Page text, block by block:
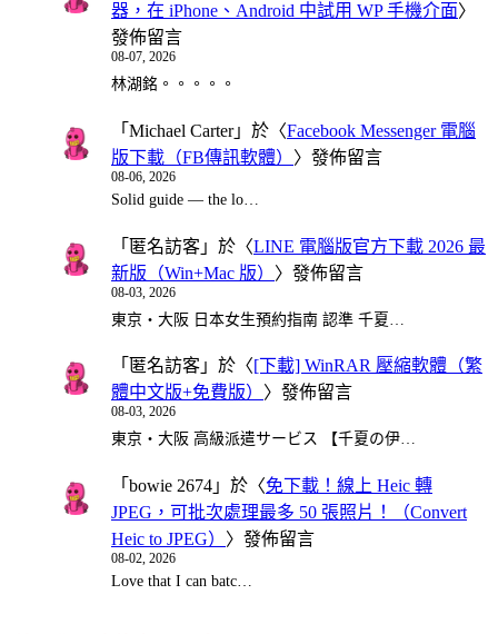
器，在 iPhone、Android 中試用 WP 手機介面〉
發佈留言
08-07, 2026
林湖銘。。。。。
「 Michael Carter」於〈Facebook Messenger 電腦
版下載（FB傳訊軟體） 〉發佈留言
08-06, 2026
Solid guide — the lo…
「 匿名訪客 」於〈LINE 電腦版官方下載 2026 最
新版（Win+Mac 版） 〉發佈留言
08-03, 2026
東京・大阪 日本女生預約指南 認準 千夏…
「 匿名訪客 」於〈[下載] WinRAR 壓縮軟體（繁
體中文版+免費版） 〉發佈留言
08-03, 2026
東京・大阪 高級派遣サービス 【千夏の伊…
「 bowie 2674 」於〈免下載！線上 Heic 轉
JPEG，可批次處理最多 50 張照片！（Convert
Heic to JPEG） 〉發佈留言
08-02, 2026
Love that I can batc…